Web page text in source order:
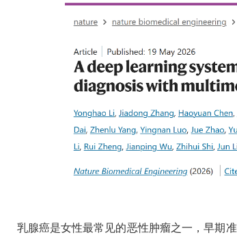
乳腺癌是女性最常见的恶性肿瘤之一，早期